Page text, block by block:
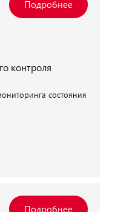
контроля
состояния